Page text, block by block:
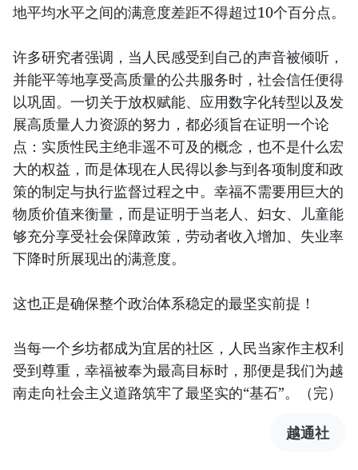
地平均水平之间的满意度差距不得超过10个百分点。
许多研究者强调，当人民感受到自己的声音被倾听，
并能平等地享受高质量的公共服务时，社会信任便得
以巩固。一切关于放权赋能、应用数字化转型以及发
展高质量人力资源的努力，都必须旨在证明一个论
点：实质性民主绝非遥不可及的概念，也不是什么宏
大的权益，而是体现在人民得以参与到各项制度和政
策的制定与执行监督过程之中。幸福不需要用巨大的
物质价值来衡量，而是证明于当老人、妇女、儿童能
够充分享受社会保障政策，劳动者收入增加、失业率
下降时所展现出的满意度。
这也正是确保整个政治体系稳定的最坚实前提！
当每一个乡坊都成为宜居的社区，人民当家作主权利
受到尊重，幸福被奉为最高目标时，那便是我们为越
南走向社会主义道路筑牢了最坚实的“基石”。（完）
越通社